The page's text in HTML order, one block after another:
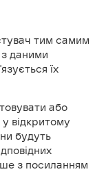
тим самим
з даними
їх
або
відкритому
будуть
з посиланням